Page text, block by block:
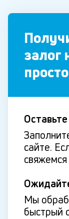
залог
просто
сайте.
Мы
быстрый